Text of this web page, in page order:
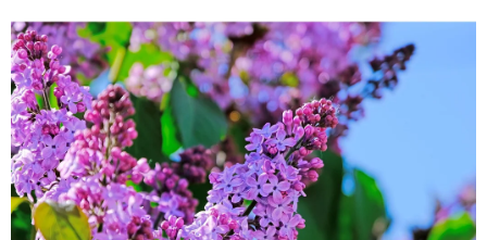
je
0,0
z
5
hvězdiček.